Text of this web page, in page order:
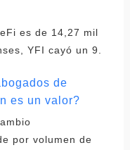
es de 14,27 mil
YFI cayó un 9.
de
es un valor?
por volumen de